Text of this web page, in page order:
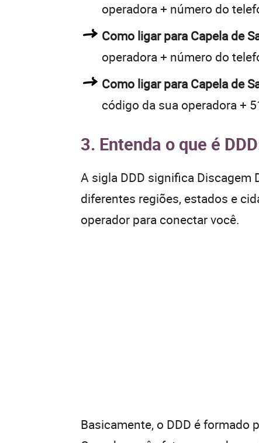
operadora + número do
Como ligar para Capela de
operadora + número do
Como ligar para Capela de
código da sua operadora +
3. Entenda o que é
A sigla DDD significa Discagem
diferentes regiões, estados e
operador para conectar você.
Basicamente, o DDD é